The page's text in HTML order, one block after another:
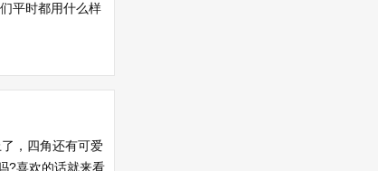
平时都用什么样
，四角还有可爱
?喜欢的话就来看